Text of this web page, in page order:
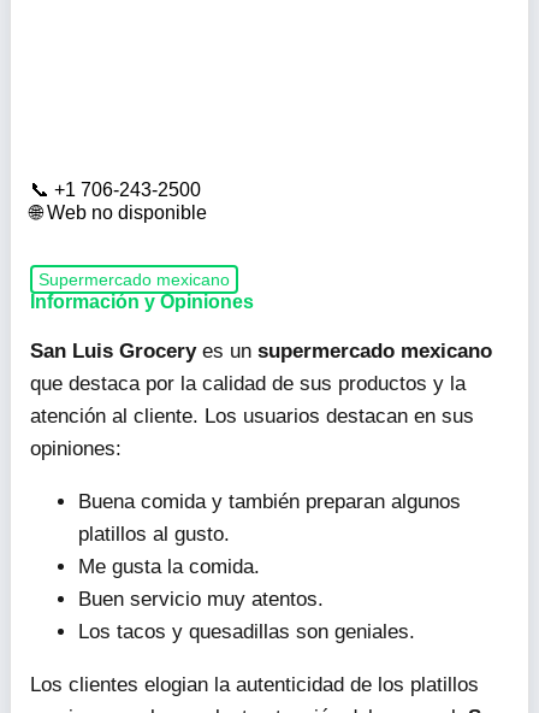
+1 706-243-2500
Web no disponible
Supermercado mexicano
Información y Opiniones
San Luis Groceryes un supermercado mexicano
que destaca por la calidad de sus productos y la
atención al cliente. Los usuarios destacan en sus
opiniones:
Buena comida y también preparan algunos
platillos al gusto.
Me gusta la comida.
Buen servicio muy atentos.
Los tacos y quesadillas son geniales.
Los clientes elogian la autenticidad de los platillos